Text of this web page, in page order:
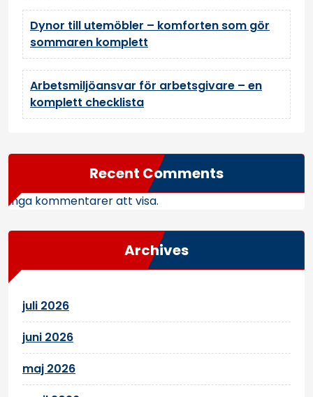
Dynor till utemöbler – komforten som gör
sommaren komplett
Arbetsmiljöansvar för arbetsgivare – en
komplett checklista
Recent Comments
Inga kommentarer att visa.
Archives
juli 2026
juni 2026
maj 2026